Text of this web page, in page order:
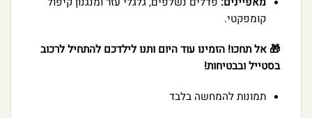
קומפקטי.
🎁 אל תחכו! הזמינו עוד היום ותנו לילדכם להתחיל לרכוב
בסטייל ובבטיחות!
תמונות להמחשה בלבד